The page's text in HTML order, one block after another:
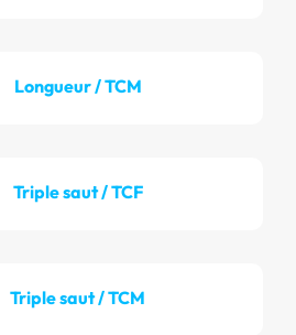
Longueur / TCM
Triple saut / TCF
Triple saut / TCM